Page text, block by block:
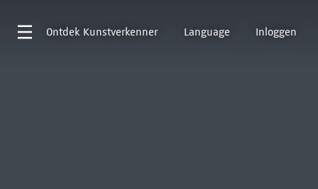
Ontdek Kunstverkenner Language Inloggen